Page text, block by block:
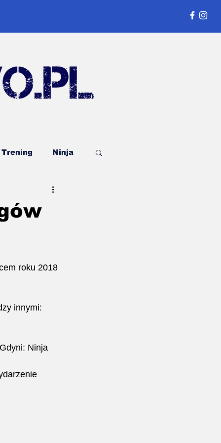
Trening Ninja
Publicystyka
roku 2018
innymi:
Ninja